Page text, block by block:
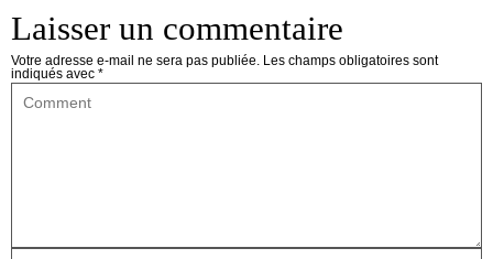
Laisser un commentaire
Votre adresse e-mail ne sera pas publiée. Les champs obligatoires sont
indiqués avec *